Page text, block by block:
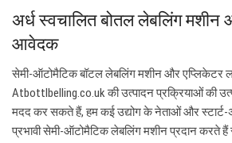
अर्ध स्वचालित बोतल लेबलिंग
आवेदक
सेमी-ऑटोमैटिक बॉटल लेबलिंग मशीन और एप्लिकेटर
Atbottlbelling.co.uk की उत्पादन प्रक्रियाओं की
मदद कर सकते हैं, हम कई उद्योग के नेताओं और स्टार्ट-
प्रभावी सेमी-ऑटोमैटिक लेबलिंग मशीन प्रदान करते हैं